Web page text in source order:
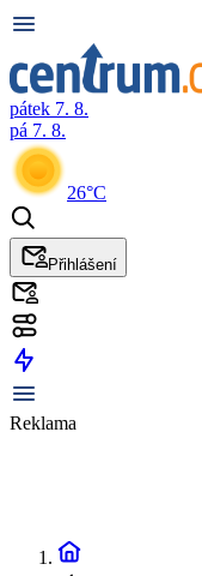
pátek 7. 8.
pá 7. 8.
26°C
Přihlášení
Reklama